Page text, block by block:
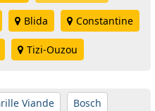
Blida Constantine
Tizi-Ouzou
Viande
Bosch